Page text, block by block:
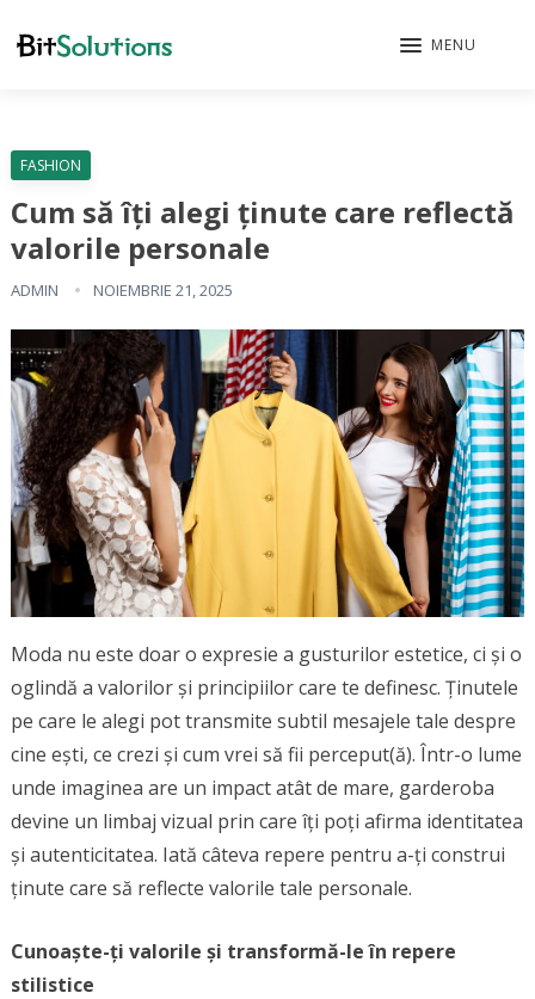
MENU
FASHION
Cum să îți alegi ținute care reflectă
valorile personale
ADMIN NOIEMBRIE 21, 2025
Moda nu este doar o expresie a gusturilor estetice, ci și o
oglindă a valorilor și principiilor care te definesc. Ținutele
pe care le alegi pot transmite subtil mesajele tale despre
cine ești, ce crezi și cum vrei să fii perceput(ă). Într-o lume
unde imaginea are un impact atât de mare, garderoba
devine un limbaj vizual prin care îți poți afirma identitatea
și autenticitatea. Iată câteva repere pentru a-ți construi
ținute care să reflecte valorile tale personale.
Cunoaște-ți valorile și transformă-le în repere
stilistice